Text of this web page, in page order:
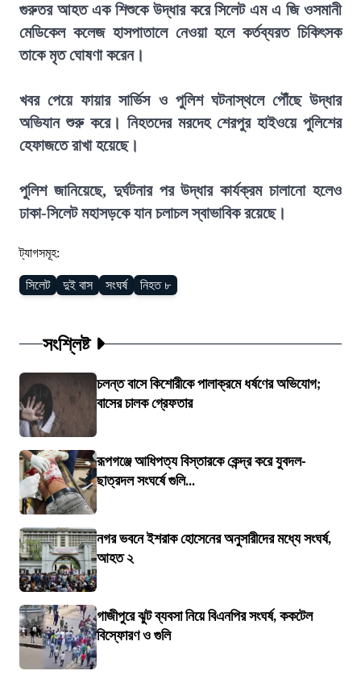
গুরুতর আহত এক শিশুকে উদ্ধার করে সিলেট এম এ জি ওসমানী
মেডিকেল কলেজ হাসপাতালে নেওয়া হলে কর্তব্যরত চিকিৎসক
তাকে মৃত ঘোষণা করেন।
খবর পেয়ে ফায়ার সার্ভিস ও পুলিশ ঘটনাস্থলে পৌঁছে উদ্ধার
অভিযান শুরু করে। নিহতদের মরদেহ শেরপুর হাইওয়ে পুলিশের
হেফাজতে রাখা হয়েছে।
পুলিশ জানিয়েছে, দুর্ঘটনার পর উদ্ধার কার্যক্রম চালানো হলেও
ঢাকা-সিলেট মহাসড়কে যান চলাচল স্বাভাবিক রয়েছে।
ট্যাগসমূহ:
সিলেট দুই বাস সংঘর্ষ নিহত ৮
সংশ্লিষ্ট
চলন্ত বাসে কিশোরীকে পালাক্রমে ধর্ষণের অভিযোগ;
বাসের চালক গ্রেফতার
রূপগঞ্জে আধিপত্য বিস্তারকে কেন্দ্র করে যুবদল-
ছাত্রদল সংঘর্ষে গুলি...
নগর ভবনে ইশরাক হোসেনের অনুসারীদের মধ্যে সংঘর্ষ,
আহত ২
গাজীপুরে ঝুট ব্যবসা নিয়ে বিএনপির সংঘর্ষ, ককটেল
বিস্ফোরণ ও গুলি